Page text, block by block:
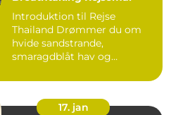
Introduktion til Rejse
Thailand Drømmer du om
hvide sandstrande,
smaragdblåt hav og
17. jan